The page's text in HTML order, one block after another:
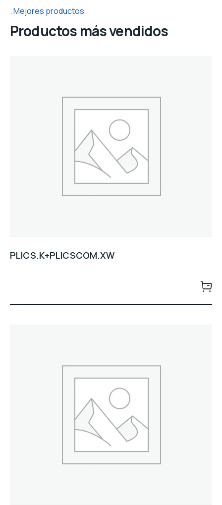
Mejores productos
Productos más vendidos
PLICS.K+PLICSCOM.XW